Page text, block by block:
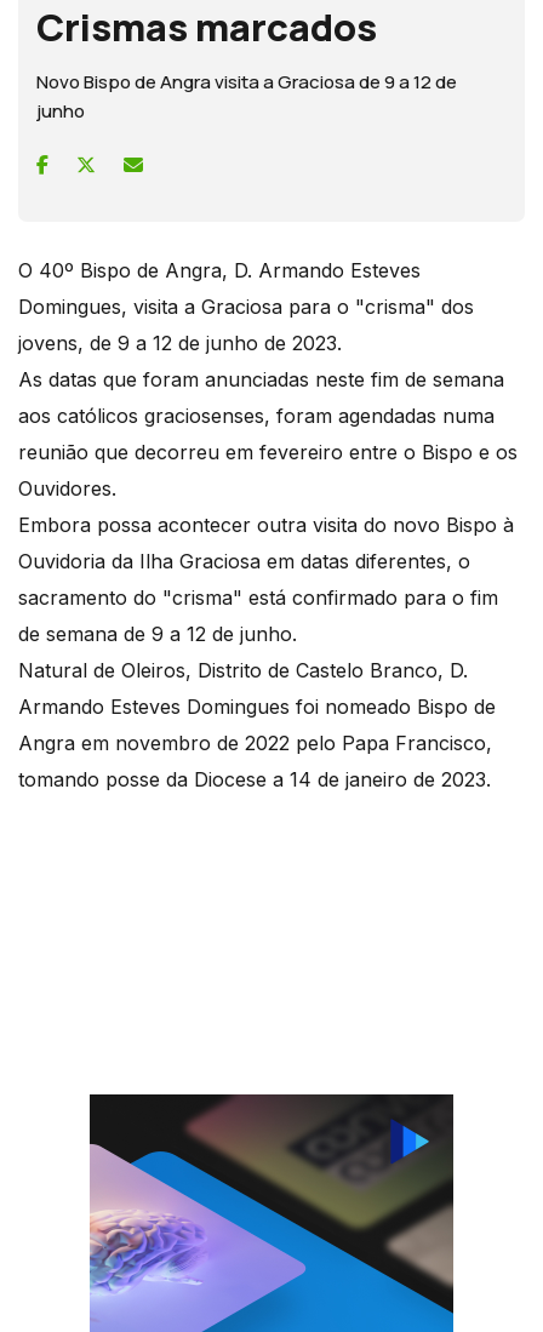
Crismas marcados
Novo Bispo de Angra visita a Graciosa de 9 a 12 de
junho
O 40º Bispo de Angra, D. Armando Esteves
Domingues, visita a Graciosa para o "crisma" dos
jovens, de 9 a 12 de junho de 2023.
As datas que foram anunciadas neste fim de semana
aos católicos graciosenses, foram agendadas numa
reunião que decorreu em fevereiro entre o Bispo e os
Ouvidores.
Embora possa acontecer outra visita do novo Bispo à
Ouvidoria da Ilha Graciosa em datas diferentes, o
sacramento do "crisma" está confirmado para o fim
de semana de 9 a 12 de junho.
Natural de Oleiros, Distrito de Castelo Branco, D.
Armando Esteves Domingues foi nomeado Bispo de
Angra em novembro de 2022 pelo Papa Francisco,
tomando posse da Diocese a 14 de janeiro de 2023.